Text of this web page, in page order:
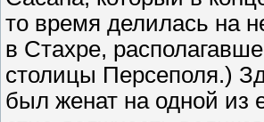
то время делилась на
в Стахре,
столицы Персеполя.)
был женат на одной из